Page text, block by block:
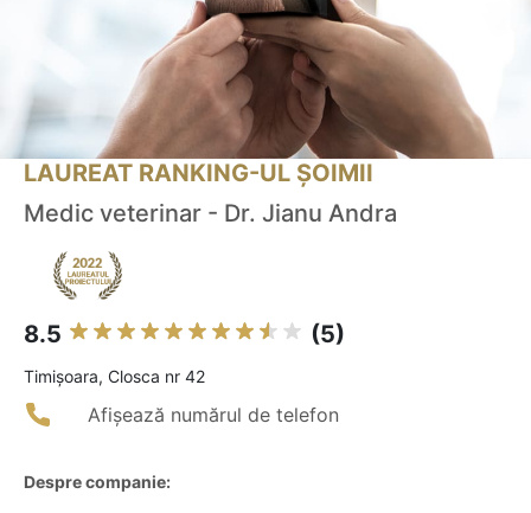
LAUREAT RANKING-UL ȘOIMII
Medic veterinar - Dr. Jianu Andra
8.5 (5)
Timişoara, Closca nr 42
Afișează numărul de telefon
Despre companie: